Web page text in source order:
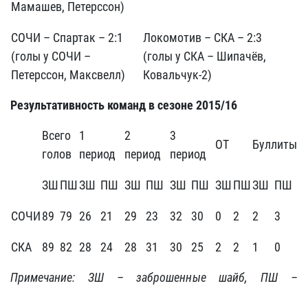
Мамашев, Петерссон)
СОЧИ – Спартак – 2:1
(голы у СОЧИ –
Петерссон, Максвелл)
Локомотив – СКА – 2:3
(голы у СКА – Шипачёв,
Ковальчук-2)
Результативность команд в сезоне 2015/16
Всего
голов
1
период
2
период
3
период
ОТ Буллиты
ЗШПШЗШ ПШ ЗШ ПШ ЗШ ПШ ЗШПШЗШ ПШ
СОЧИ89 79 26 21 29 23 32 30 0 2 2 3
СКА 89 82 28 24 28 31 30 25 2 2 1 0
Примечание: ЗШ – заброшенные шайб, ПШ –